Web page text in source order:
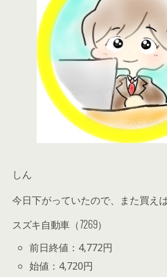
しん
今日下がっていたので、また買え
スズキ自動車（7269）
前日終値：4,772円
始値：4,720円